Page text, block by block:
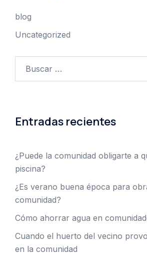
blog
Uncategorized
Entradas recientes
¿Puede la comunidad obligarte a
piscina?
¿Es verano buena época para
comunidad?
Cómo ahorrar agua en
Cuando el huerto del vecino
en la comunidad